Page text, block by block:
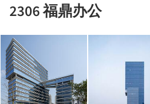
2306 福鼎办公